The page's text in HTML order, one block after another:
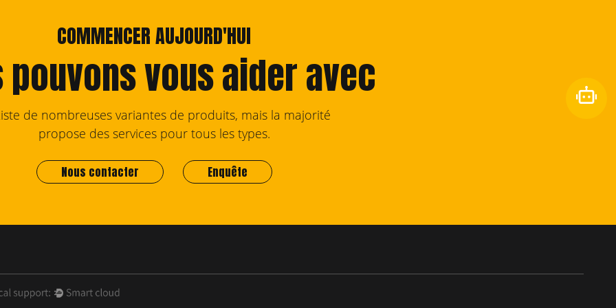
COMMENCER AUJOURD'HUI
pouvons vous aider avec
de nombreuses variantes de produits, mais la majorité
propose des services pour tous les types.
Nous contacter Enquête